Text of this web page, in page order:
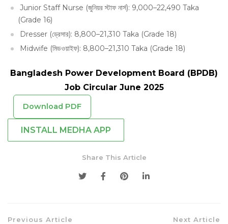
Junior Staff Nurse (জুনিয়র স্টাফ নার্স): 9,000–22,490 Taka
(Grade 16)
Dresser (ড্রেসার): 8,800–21,310 Taka (Grade 18)
Midwife (মিডওয়াইফ): 8,800–21,310 Taka (Grade 18)
Bangladesh Power Development Board (BPDB)
Job Circular June 2025
Download PDF
INSTALL MEDHA APP
Share This Article
Previous Article Next Article